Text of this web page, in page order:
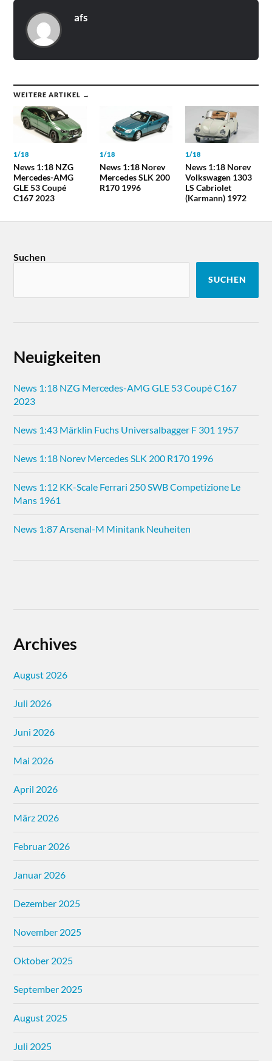
afs
WEITERE ARTIKEL →
1/18
News 1:18 NZG
Mercedes-AMG
GLE 53 Coupé
C167 2023
1/18
News 1:18 Norev
Mercedes SLK 200
R170 1996
1/18
News 1:18 Norev
Volkswagen 1303
LS Cabriolet
(Karmann) 1972
Suchen
SUCHEN
Neuigkeiten
News 1:18 NZG Mercedes-AMG GLE 53 Coupé C167
2023
News 1:43 Märklin Fuchs Universalbagger F 301 1957
News 1:18 Norev Mercedes SLK 200 R170 1996
News 1:12 KK-Scale Ferrari 250 SWB Competizione Le
Mans 1961
News 1:87 Arsenal-M Minitank Neuheiten
Archives
August 2026
Juli 2026
Juni 2026
Mai 2026
April 2026
März 2026
Februar 2026
Januar 2026
Dezember 2025
November 2025
Oktober 2025
September 2025
August 2025
Juli 2025